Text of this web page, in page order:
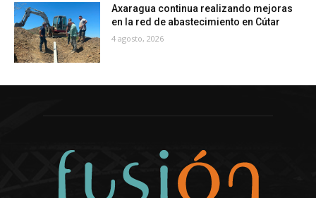
Axaragua continua realizando mejoras
en la red de abastecimiento en Cútar
4 agosto, 2026